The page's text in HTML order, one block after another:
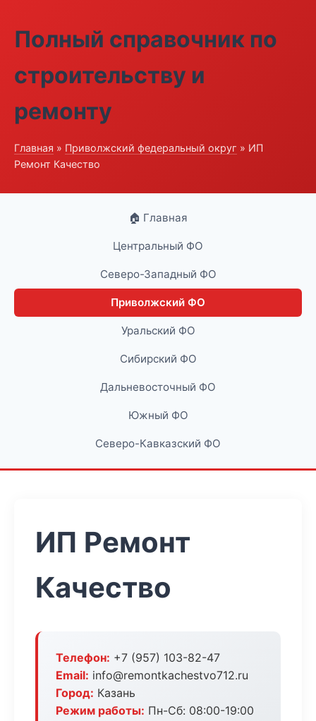
Полный справочник по
строительству и
ремонту
Главная » Приволжский федеральный округ » ИП
Ремонт Качество
🏠 Главная
Центральный ФО
Северо-Западный ФО
Приволжский ФО
Уральский ФО
Сибирский ФО
Дальневосточный ФО
Южный ФО
Северо-Кавказский ФО
ИП Ремонт
Качество
Телефон: +7 (957) 103-82-47
Email: info@remontkachestvo712.ru
Город: Казань
Режим работы: Пн-Сб: 08:00-19:00